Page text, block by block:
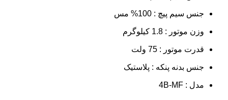
جنس سیم پیچ : 100% مس
وزن موتور : 1.8 کیلوگرم
قدرت موتور : 75 ولت
جنس بدنه پنکه : پلاستیک
مدل : 4B-MF